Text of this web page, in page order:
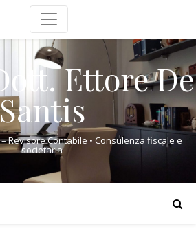
Ettore De
Revisore Contabile • Consulenza fiscale e
societaria